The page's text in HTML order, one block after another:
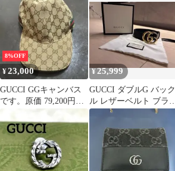
8%OFF
¥23,000
GUCCI GGキャンバス
です。原価 79,200円状
さい。
¥25,999
GUCCI ダブルG バック
ル レザーベルト ブラッ
ク